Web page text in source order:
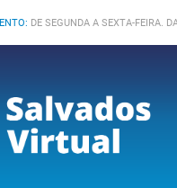
DE SEGUNDA A SEXTA-FEIRA.